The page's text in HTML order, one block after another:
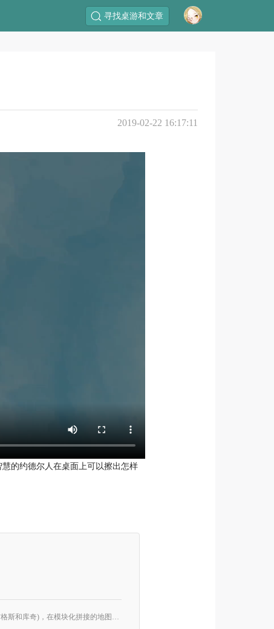
寻找桌游和文章
2019-02-22 16:17:11
的约德尔人在桌面上可以擦出怎样